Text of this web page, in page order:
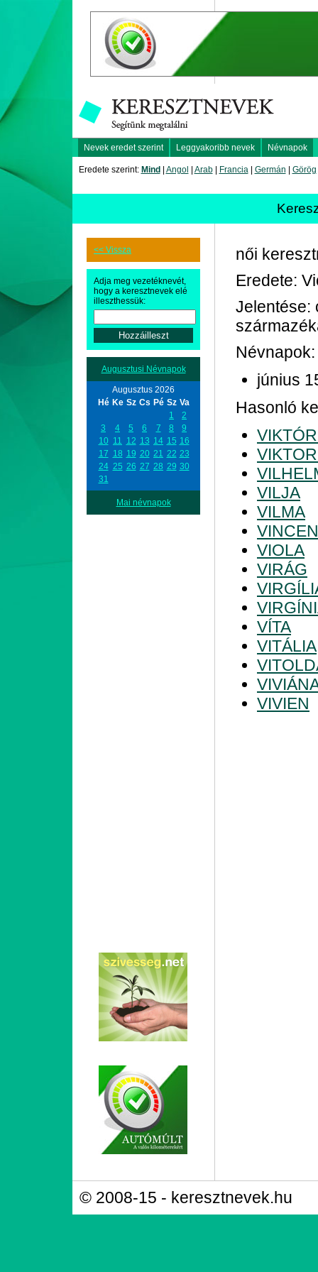
Nevek eredet szerint Leggyakoribb nevek Névnapok
Eredete szerint: Mind Angol Arab| Francia| Germán Görög
<< Vissza
Adja meg vezetéknevét,
hogy a keresztnevek elé
illeszthessük:
Augusztusi Névnapok
Augusztus 2026
Hé Ke Sz Cs Pé Sz Va
1
2
3
4 5 6 7 8
9
10 11 12 13 14 15 16
17 18 19 20 21 22 23
24 25 26 27 28 29 30
31
Mai névnapok
női
Eredete:
Jelentése:
Névnapok:
június
Hasonló
VILJA
VILMA
VIOLA
VIRÁG
VÍTA
VITÁLIA
VIVIEN
© 2008-15 - keresztnevek.hu